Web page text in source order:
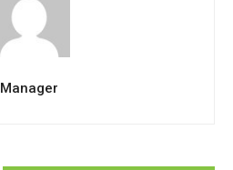
Manager